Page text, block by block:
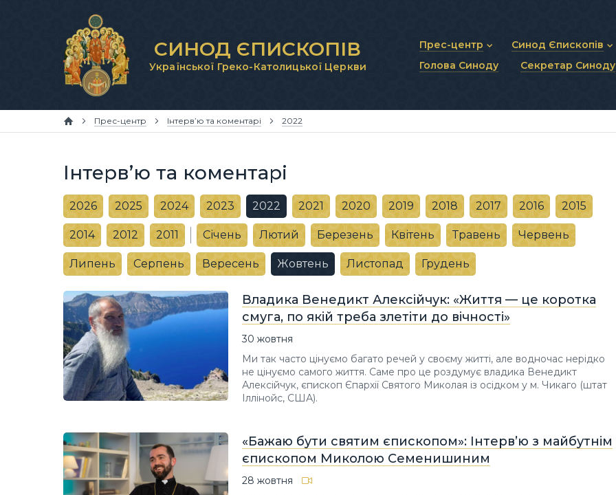
СИНОД ЄПИСКОПІВ
Української Греко-Католицької Церкви
Прес-центр
Новини та анонси
Синод Єпископів
Статут Синоду
Синодальні органи
Голова Синоду Секретар Синоду
Прес-центр Інтерв’ю та коментарі 2022
Інтерв’ю та коментарі
2026 2025 2024 2023 2022 2021 2020 2019 2018 2017 2016 2015
2014 2012 2011 Січень Лютий Березень Квітень Травень Червень
Липень Серпень Вересень Жовтень Листопад Грудень
Владика Венедикт Алексійчук: «Життя — це коротка
смуга, по якій треба злетіти до вічності»
30 жовтня
Ми так часто цінуємо багато речей у своєму житті, але водночас нерідко
не цінуємо самого життя. Саме про це роздумує владика Венедикт
Алексійчук, єпископ Єпархії Святого Миколая із осідком у м. Чикаго (штат
Іллінойс, США).
«Бажаю бути святим єпископом»: Інтерв’ю з майбутнім
єпископом Миколою Семенишиним
28 жовтня